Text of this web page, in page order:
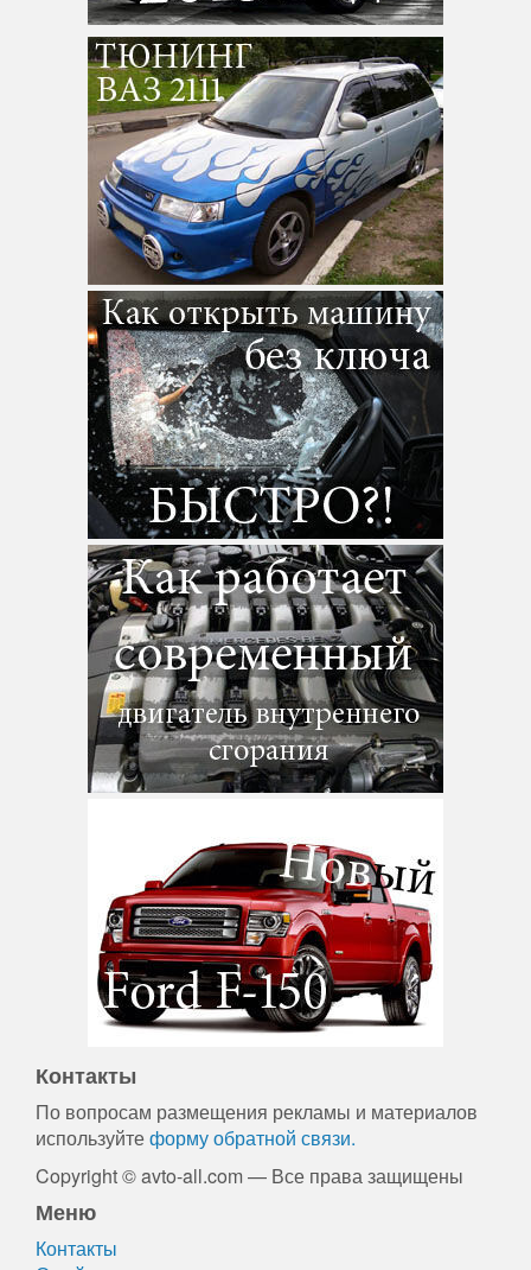
Контакты
По вопросам размещения рекламы и материалов
используйтеформу обратной связи.
Copyright © avto-all.com — Все права защищены
Меню
Контакты